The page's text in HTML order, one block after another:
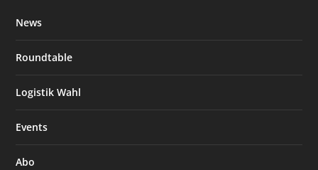
News
Roundtable
Logistik Wahl
Events
Abo